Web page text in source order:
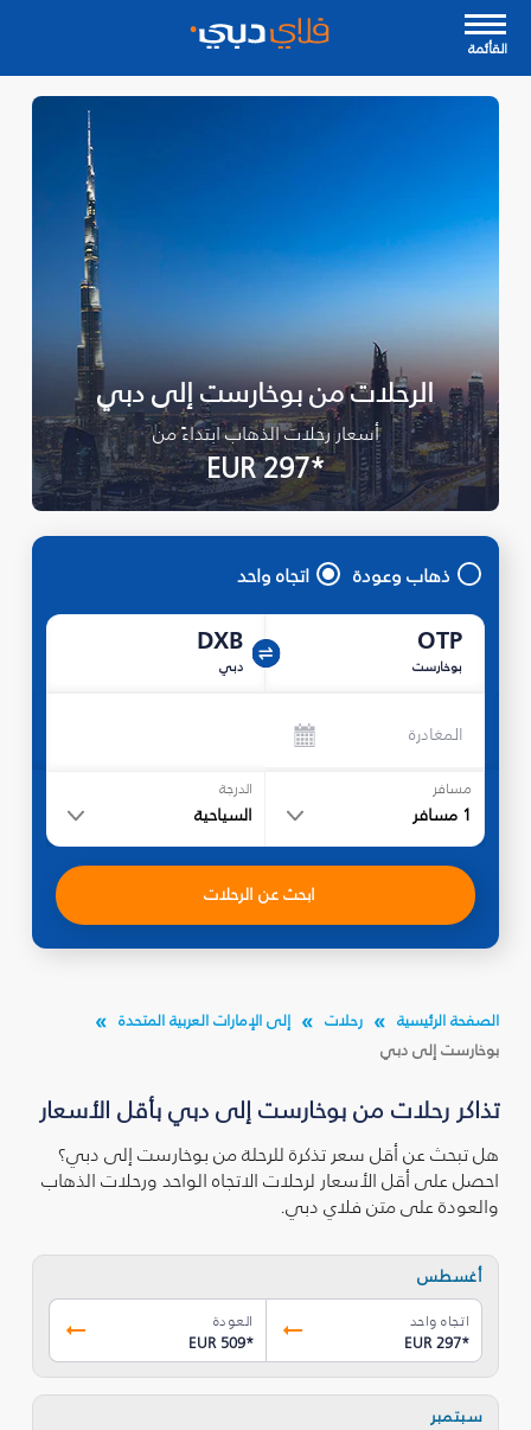
القأئمة
الرحلات من بوخارست إلى دبي
أسعار رحلات الذهاب ابتداءً من
*EUR 297
ذهاب وعودة اتجاه واحد
OTP
بوخارست
DXB
دبي
المغادرة
مسافر
1 مسافر
الدرجة
السياحية
ابحث عن الرحلات
الصفحة الرئيسية رحلات
إلى الإمارات العربية المتحدة
بوخارست إلى دبي
تذاكر رحلات من بوخارست إلى دبي بأقل الأسعار
هل تبحث عن أقل سعر تذكرة للرحلة من بوخارست إلى دبي؟
احصل على أقل الأسعار لرحلات الاتجاه الواحد ورحلات الذهاب
والعودة على متن فلاي دبي.
أغسطس
اتجاه واحد
EUR 297*
العودة
EUR 509*
سبتمبر